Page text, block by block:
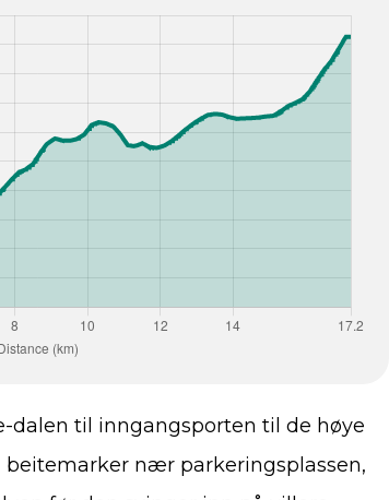
dalen til inngangsporten til de høye
beitemarker nær parkeringsplassen,